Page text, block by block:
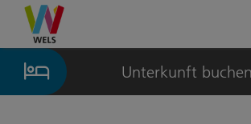
Zum Inhalt
Zur Navigation
Zum Seitenanfang
Unterkunft buchen